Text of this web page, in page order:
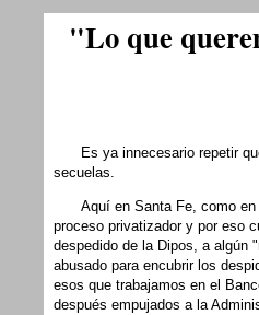
"Lo que
Es ya innecesario repetir
secuelas.
Aquí en Santa Fe, como
proceso privatizador y por eso
despedido de la Dipos, a algún
abusado para encubrir los
esos que trabajamos en el
después empujados a la